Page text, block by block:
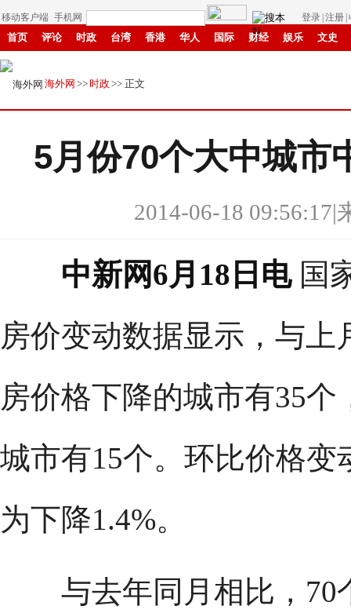
移动客户端 手机网 登录 注册
首页 评论 时政 台湾 香港 华人 国际 财经 娱乐 文史
创新
海外网 >> 时政 >> 正文
5月份70个大中城市
2014-06-18 09:56:17|
中新网6月18日电 国
房价变动数据显示，与
房价格下降的城市有35
城市有15个。环比价格变
为下降1.4%。
与去年同月相比，70